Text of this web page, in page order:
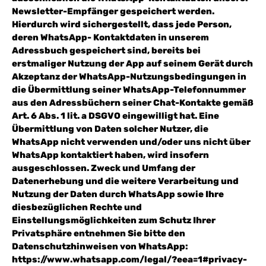
Newsletter-Empfänger gespeichert werden.
Hierdurch wird sichergestellt, dass jede Person,
deren WhatsApp- Kontaktdaten in unserem
Adressbuch gespeichert sind, bereits bei
erstmaliger Nutzung der App auf seinem Gerät durch
Akzeptanz der WhatsApp-Nutzungsbedingungen in
die Übermittlung seiner WhatsApp-Telefonnummer
aus den Adressbüchern seiner Chat-Kontakte gemäß
Art. 6 Abs. 1 lit. a DSGVO eingewilligt hat. Eine
Übermittlung von Daten solcher Nutzer, die
WhatsApp nicht verwenden und/oder uns nicht über
WhatsApp kontaktiert haben, wird insofern
ausgeschlossen. Zweck und Umfang der
Datenerhebung und die weitere Verarbeitung und
Nutzung der Daten durch WhatsApp sowie Ihre
diesbezüglichen Rechte und
Einstellungsmöglichkeiten zum Schutz Ihrer
Privatsphäre entnehmen Sie bitte den
Datenschutzhinweisen von WhatsApp:
https://www.whatsapp.com/legal/?eea=1#privacy-